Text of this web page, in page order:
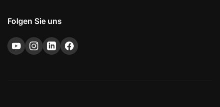
Folgen Sie uns